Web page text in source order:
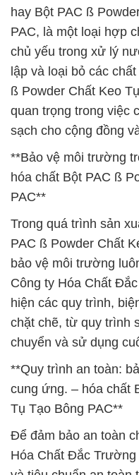
hay Bột PAC ß
PAC, là một loại hợp
chủ yếu trong xử lý
lập và loại bỏ các
ß Powder Chất Keo
quan trọng trong việc
sạch cho cộng đồng
**Bảo vệ môi trường
hóa chất Bột PAC ß
PAC**
Trong quá trình sản
PAC ß Powder Chất
bảo vệ môi trường
Công ty Hóa Chất
hiện các quy trình,
chặt chẽ, từ quy trình
chuyển và sử dụng
**Quy trình an toàn:
cung ứng. – hóa chất
Tụ Tạo Bông PAC**
Để đảm bảo an toàn
Hóa Chất Đắc